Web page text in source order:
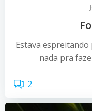
Estava
nada pra
2